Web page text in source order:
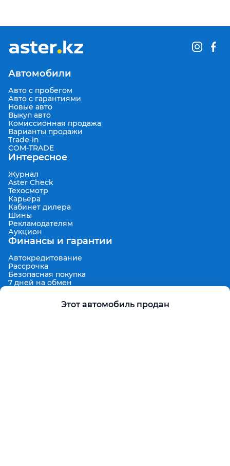
Этот автомобиль продан
Автомобили
Авто с пробегом
Авто с гарантиями
Новые авто
Выкуп авто
Комиссионная продажа
Варианты продажи
Trade-in
COM-TRADE
Интересное
Журнал
Aster Check
Техосмотр
Карьера
Кабинет дилера
Шины
Рекламодателям
Аукцион
Финансы и гарантии
Автокредитование
Рассрочка
Безопасная покупка
7 дней на обмен
Продленная гарантия
Гарантированная цена выкупа